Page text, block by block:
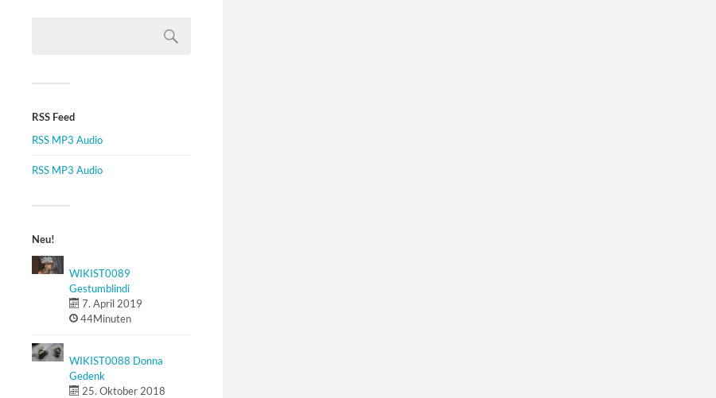
RSS Feed
RSS MP3 Audio
RSS MP3 Audio
Neu!
WIKIST0089
Gestumblindi
7. April 2019
44Minuten
WIKIST0088 Donna
Gedenk
25. Oktober 2018